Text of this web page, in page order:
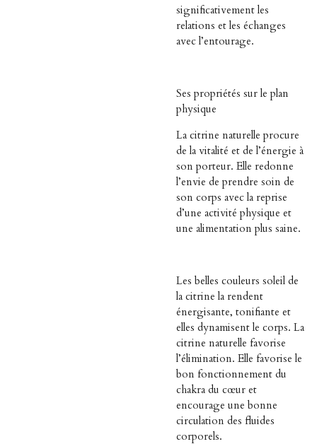
significativement les
relations et les échanges
avec l’entourage.
Ses propriétés sur le plan
physique
La citrine naturelle procure
de la vitalité et de l’énergie à
son porteur. Elle redonne
l’envie de prendre soin de
son corps avec la reprise
d’une activité physique et
une alimentation plus saine.
Les belles couleurs soleil de
la citrine la rendent
énergisante, tonifiante et
elles dynamisent le corps. La
citrine naturelle favorise
l’élimination. Elle favorise le
bon fonctionnement du
chakra du cœur et
encourage une bonne
circulation des fluides
corporels.